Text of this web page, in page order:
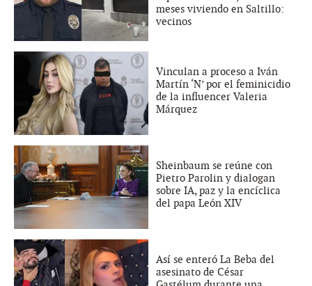
meses viviendo en Saltillo:
vecinos
Vinculan a proceso a Iván
Martín ‘N’ por el feminicidio
de la influencer Valeria
Márquez
Sheinbaum se reúne con
Pietro Parolin y dialogan
sobre IA, paz y la encíclica
del papa León XIV
Así se enteró La Beba del
asesinato de César